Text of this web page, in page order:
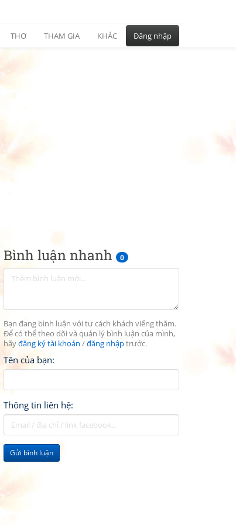
THƠ THAM GIA KHÁC Đăng nhập
Bình luận nhanh 0
Bạn đang bình luận với tư cách khách viếng thăm.
Để có thể theo dõi và quản lý bình luận của mình,
hãyđăng ký tài khoản /đăng nhậptrước.
Tên của bạn:
Thông tin liên hệ:
Gửi bình luận